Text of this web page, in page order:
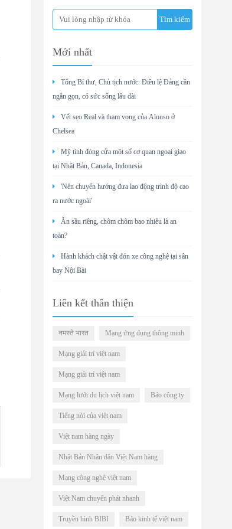
Mới nhất
Tổng Bí thư, Chủ tịch nước: Điều lệ Đảng cần
ngắn gọn, có sức sống lâu dài
Vết sẹo Real và tham vọng của Alonso ở
Chelsea
Mỹ tính đóng cửa một số cơ quan ngoại giao
tại Nhật Bản, Canada, Indonesia
'Nên chuyển hướng đưa lao động trình độ cao
ra nước ngoài'
Ăn sầu riêng, chôm chôm bao nhiêu là an
toàn?
Hành khách chật vật đón xe công nghệ tại sân
bay Nội Bài
Liên kết thân thiện
नमस्ते भारत Mạng ứng dụng thông minh
Mạng giải trí việt nam
Mạng giải trí việt nam
Mạng lưới du lịch việt nam Báo công ty
Tiếng nói của việt nam
Việt nam hàng ngày
Nhật Bản Nhân dân Việt Nam hàng
Mạng công nghệ việt nam
Việt Nam chuyển phát nhanh
Truyền hình BIBI Báo kinh tế việt nam